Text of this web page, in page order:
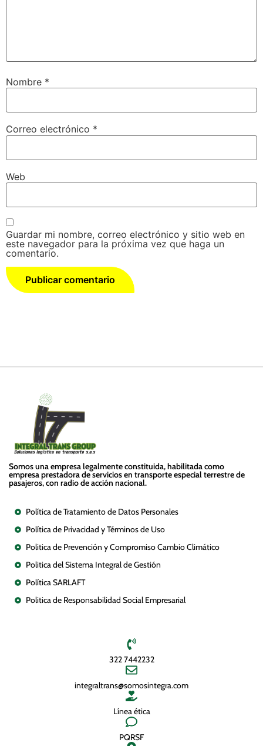
Nombre *
Correo electrónico *
Web
Guardar mi nombre, correo electrónico y sitio web en
este navegador para la próxima vez que haga un
comentario.
Somos una empresa legalmente constituida, habilitada como
empresa prestadora de servicios en transporte especial terrestre de
pasajeros, con radio de acción nacional.
Política de Tratamiento de Datos Personales
Política de Privacidad y Términos de Uso
Politica de Prevención y Compromiso Cambio Climático
Politica del Sistema Integral de Gestión
Política SARLAFT
Politica de Responsabilidad Social Empresarial
322 7442232
integraltrans@somosintegra.com
Línea ética
PQRSF